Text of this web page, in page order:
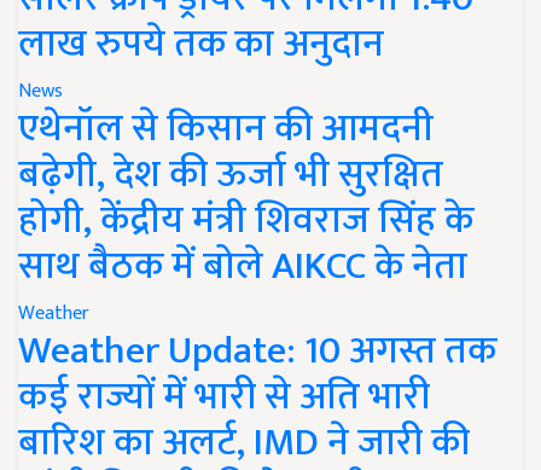
लाख रुपये तक का अनुदान
News
एथेनॉल से किसान की आमदनी
बढ़ेगी, देश की ऊर्जा भी सुरक्षित
होगी, केंद्रीय मंत्री शिवराज सिंह के
साथ बैठक में बोले AIKCC के नेता
Weather
Weather Update: 10 अगस्त तक
कई राज्यों में भारी से अति भारी
बारिश का अलर्ट, IMD ने जारी की